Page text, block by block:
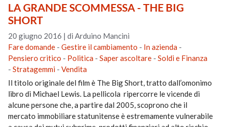
LA GRANDE SCOMMESSA - THE BIG
SHORT
20 giugno 2016 |di Arduino Mancini
Fare domande -Gestire il cambiamento - In azienda -
Pensiero critico - Politica -Saper ascoltare -Soldi e Finanza
-Stratagemmi -Vendita
Il titolo originale del film è The Big Short, tratto dall’omonimo
libro di Michael Lewis. La pellicola ripercorre le vicende di
alcune persone che, a partire dal 2005, scoprono che il
mercato immobiliare statunitense è estremamente vulnerabile